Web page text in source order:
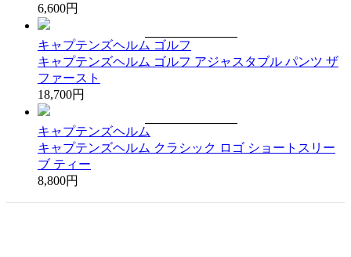
6,600円
キャプテンズヘルム ゴルフ
キャプテンズヘルム ゴルフ アジャスタブル パンツ ザ
ファースト
18,700円
キャプテンズヘルム
キャプテンズヘルム クラシック ロゴ ショートスリー
ブ ティー
8,800円